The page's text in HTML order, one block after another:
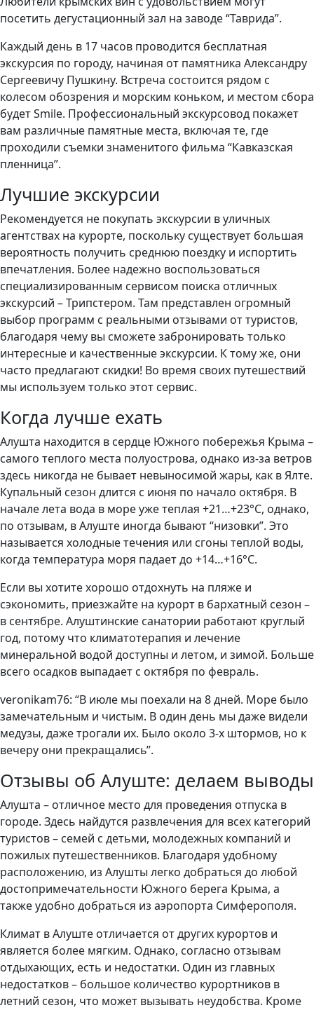
посетить дегустационный зал на заводе “Таврида”.
Каждый день в 17 часов проводится бесплатная
экскурсия по городу, начиная от памятника Александру
Сергеевичу Пушкину. Встреча состоится рядом с
колесом обозрения и морским коньком, и местом сбора
будет Smile. Профессиональный экскурсовод покажет
вам различные памятные места, включая те, где
проходили съемки знаменитого фильма “Кавказская
пленница”.
Лучшие экскурсии
Рекомендуется не покупать экскурсии в уличных
агентствах на курорте, поскольку существует большая
вероятность получить среднюю поездку и испортить
впечатления. Более надежно воспользоваться
специализированным сервисом поиска отличных
экскурсий – Трипстером. Там представлен огромный
выбор программ с реальными отзывами от туристов,
благодаря чему вы сможете забронировать только
интересные и качественные экскурсии. К тому же, они
часто предлагают скидки! Во время своих путешествий
мы используем только этот сервис.
Когда лучше ехать
Алушта находится в сердце Южного побережья Крыма –
самого теплого места полуострова, однако из-за ветров
здесь никогда не бывает невыносимой жары, как в Ялте.
Купальный сезон длится с июня по начало октября. В
начале лета вода в море уже теплая +21…+23°C, однако,
по отзывам, в Алуште иногда бывают “низовки”. Это
называется холодные течения или сгоны теплой воды,
когда температура моря падает до +14…+16°C.
Если вы хотите хорошо отдохнуть на пляже и
сэкономить, приезжайте на курорт в бархатный сезон –
в сентябре. Алуштинские санатории работают круглый
год, потому что климатотерапия и лечение
минеральной водой доступны и летом, и зимой. Больше
всего осадков выпадает с октября по февраль.
veronikam76: “В июле мы поехали на 8 дней. Море было
замечательным и чистым. В один день мы даже видели
медузы, даже трогали их. Было около 3-х штормов, но к
вечеру они прекращались”.
Отзывы об Алуште: делаем выводы
Алушта – отличное место для проведения отпуска в
городе. Здесь найдутся развлечения для всех категорий
туристов – семей с детьми, молодежных компаний и
пожилых путешественников. Благодаря удобному
расположению, из Алушты легко добраться до любой
достопримечательности Южного берега Крыма, а
также удобно добраться из аэропорта Симферополя.
Климат в Алуште отличается от других курортов и
является более мягким. Однако, согласно отзывам
отдыхающих, есть и недостатки. Один из главных
недостатков – большое количество курортников в
летний сезон, что может вызывать неудобства. Кроме